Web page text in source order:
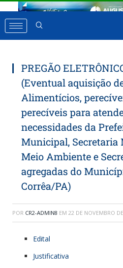
PREGÃO
(Eventual aquisição
Alimentícios,
perecíveis para
necessidades da
Municipal, Secretaria
Meio Ambiente e
agregadas do
Corrêa/PA)
POR CR2-ADMIN8 EM 22 DE NOVEMBRO
Edital
Justificativa